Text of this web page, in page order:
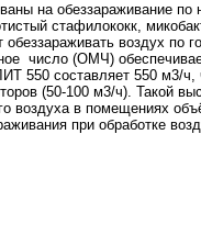
на обеззараживание
стафилококк,
воздух по
число (ОМЧ)
550 составляет 550 м3/
(50-100 м3/ч). Такой
воздуха в помещениях
при обработке